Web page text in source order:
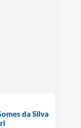
da Silva